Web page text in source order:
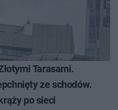
Tarasami.
ze schodów.
po sieci